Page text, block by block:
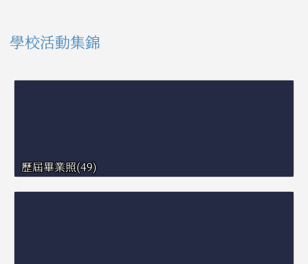
學校活動集錦
歷屆畢業照(49)